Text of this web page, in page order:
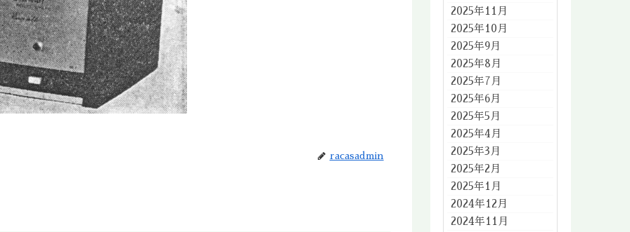
racasadmin
2025年11月
2025年10月
2025年9月
2025年8月
2025年7月
2025年6月
2025年5月
2025年4月
2025年3月
2025年2月
2025年1月
2024年12月
2024年11月